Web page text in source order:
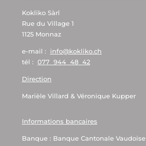
Kokliko Sàrl
Rue du Village 1
1125 Monnaz
e-mail : info@kokliko.ch
tél : 077 944 48 42
Direction
Marièle Villard & Véronique Kupper
Informations bancaires
Banque : Banque Cantonale Vaudoise